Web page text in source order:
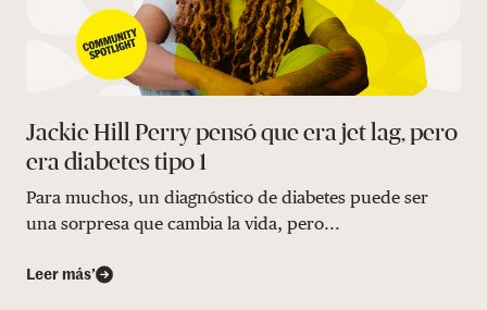
Jackie Hill Perry pensó que era jet lag, pero
era diabetes tipo 1
Para muchos, un diagnóstico de diabetes puede ser
una sorpresa que cambia la vida, pero...
Leer más’